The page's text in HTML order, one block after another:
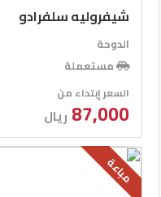
شيفروليه سلفرادو
الدوحة
مستعملة
السعر إبتداء من
87,000 ريال
مباعة